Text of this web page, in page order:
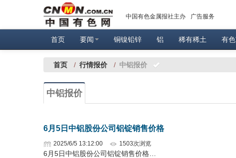
中国有色金属报社主办 广告服务
首页 要闻 铜镍铅锌 铝 稀有稀土 有
首页 / 行情报价 / 中铝报价
中铝报价
6月5日中铝股份公司铝锭销售价格
2025/6/5 13:12:00 1503次浏览
6月5日中铝股份公司铝锭销售价格…